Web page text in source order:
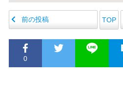
前の投稿 TOP
0